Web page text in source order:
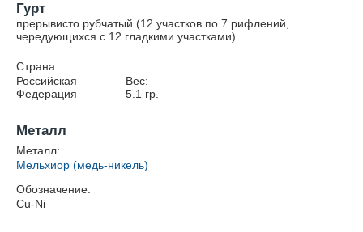
Гурт
прерывисто рубчатый (12 участков по 7 рифлений,
чередующихся с 12 гладкими участками).
Страна:
Российская
Федерация
Вес:
5.1 гр.
Металл
Металл:
Мельхиор (медь-никель)
Обозначение:
Cu-Ni